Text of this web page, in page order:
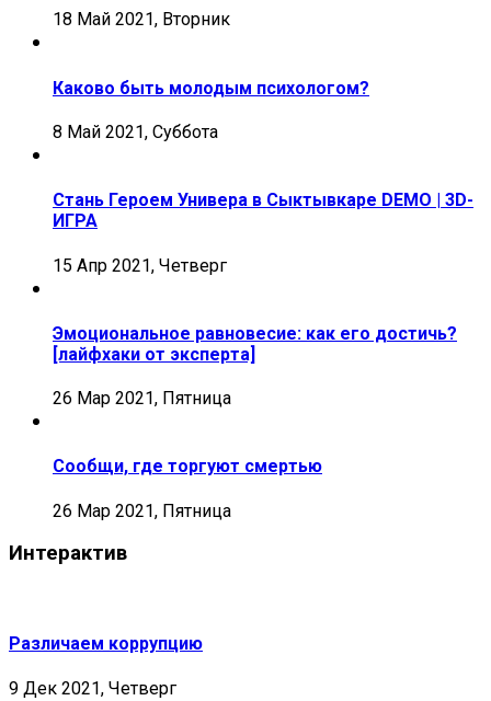
18 Май 2021, Вторник
Каково быть молодым психологом?
8 Май 2021, Суббота
Стань Героем Универа в Сыктывкаре DEMO | 3D-
ИГРА
15 Апр 2021, Четверг
Эмоциональное равновесие: как его достичь?
[лайфхаки от эксперта]
26 Мар 2021, Пятница
Сообщи, где торгуют смертью
26 Мар 2021, Пятница
Интерактив
Различаем коррупцию
9 Дек 2021, Четверг